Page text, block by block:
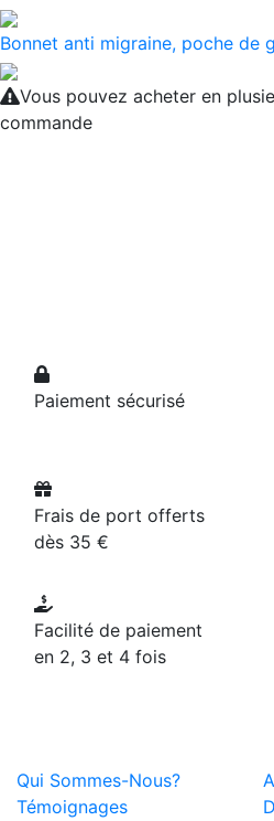
Bonnet anti migraine, poche de
Vous pouvez acheter en
commande
Paiement sécurisé
Frais de port offerts
dès 35 €
Facilité de paiement
en 2, 3 et 4 fois
Qui Sommes-Nous?
Témoignages